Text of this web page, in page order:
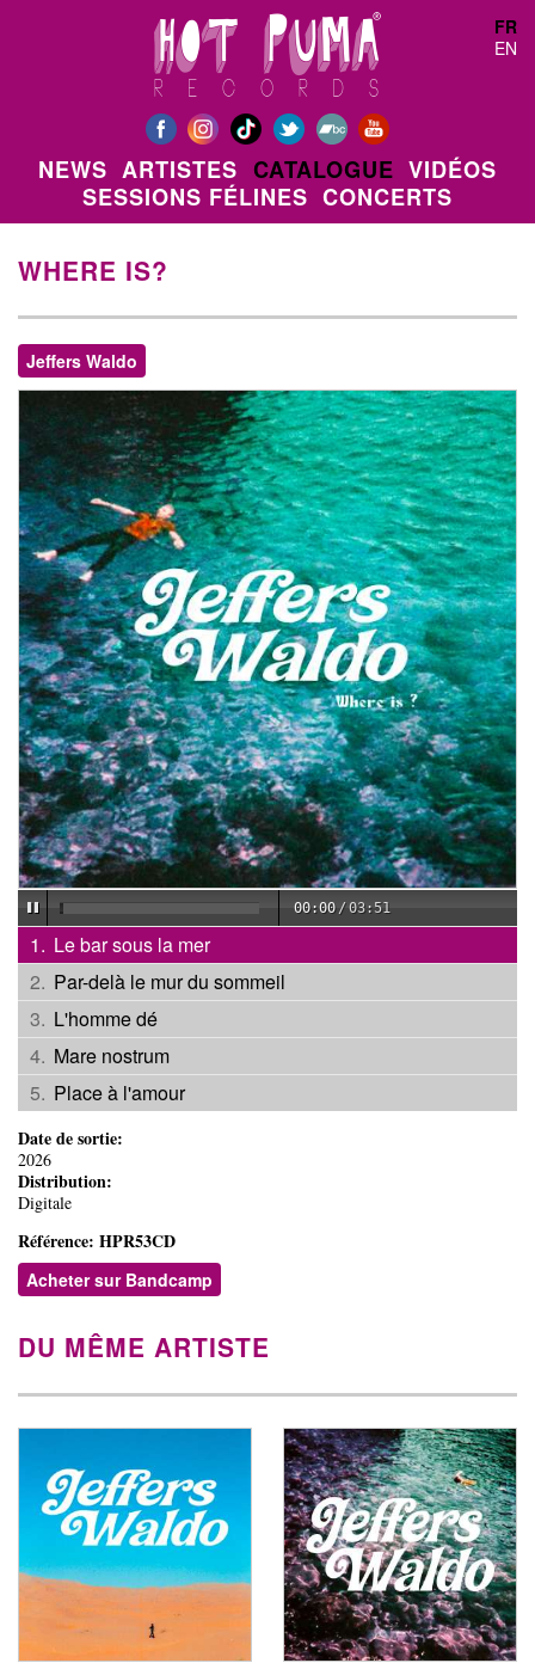
FR
EN
NEWS ARTISTES CATALOGUE VIDÉOS
SESSIONS FÉLINES CONCERTS
WHERE IS?
Jeffers Waldo
00:00 /03:51
Le bar sous la mer
Par-delà le mur du sommeil
L'homme dé
Mare nostrum
Place à l'amour
Date de sortie:
2026
Distribution:
Digitale
Référence: HPR53CD
Acheter sur Bandcamp
DU MÊME ARTISTE